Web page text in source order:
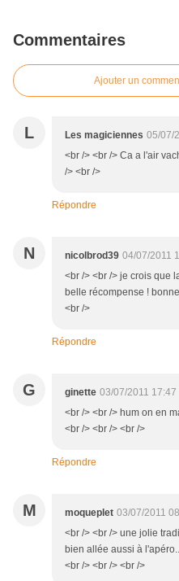
Commentaires
Ajouter un
L Les magiciennes 05/07/
<br /> <br /> Ca a l'air
/> <br />
Répondre
N nicolbrod39 04/07/2011
<br /> <br /> je crois que
belle récompense !
<br />
Répondre
G ginette 03/07/2011 17:47
<br /> <br /> hum on en
<br /> <br /> <br />
Répondre
M moqueplet 03/07/2011
<br /> <br /> une jolie
bien allée aussi à
<br /> <br /> <br />